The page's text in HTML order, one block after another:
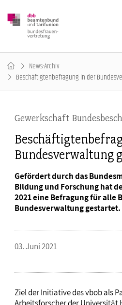
News-Archiv
Beschäftigtenbefragung in der
Gewerkschaft
Bundesverwaltung
Gefördert durch das
Bildung und Forschung hat
2021 eine Befragung für alle
Bundesverwaltung gestartet.
03. Juni 2021
Ziel der Initiative des vbob als